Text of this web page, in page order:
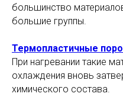
большинство
большие группы.
Термопластичные
При нагревании такие
охлаждения вновь
химического состава.